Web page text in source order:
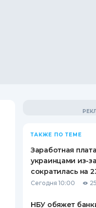
ТАКЖЕ ПО ТЕМЕ
Заработная
украинцами из-
сократилась на
Сегодня 10:00
НБУ обяжет